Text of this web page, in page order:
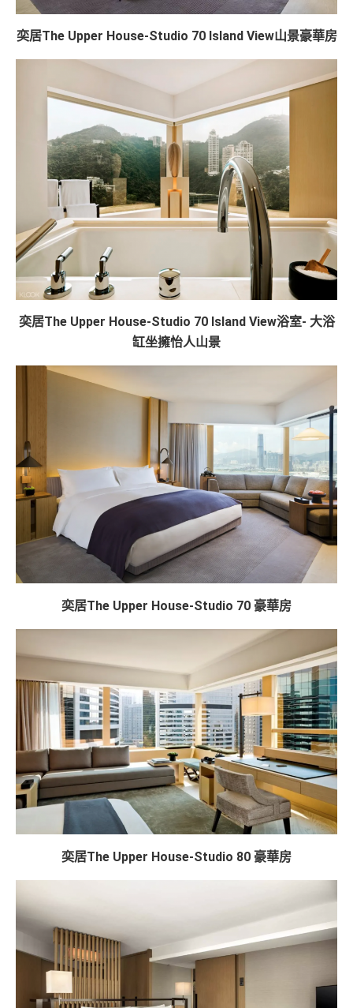
奕居The Upper House-Studio 70 Island View山景豪華房
奕居The Upper House-Studio 70 Island View浴室- 大浴
缸坐擁怡人山景
奕居The Upper House-Studio 70 豪華房
奕居The Upper House-Studio 80 豪華房